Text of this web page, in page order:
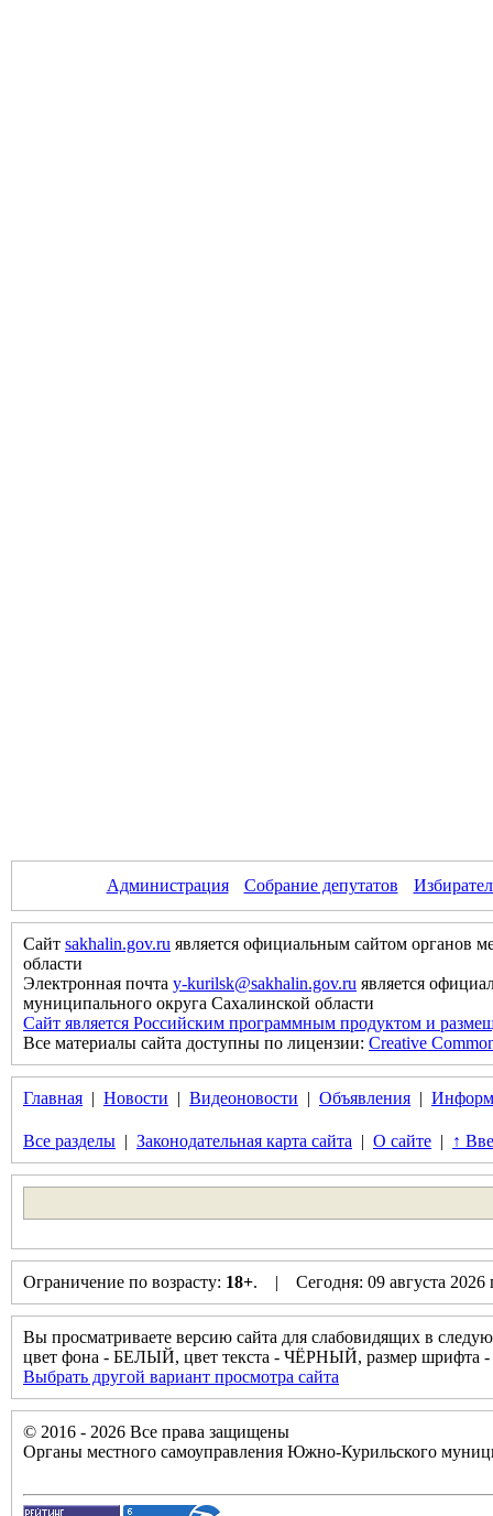
Администрация Собрание депутатов
Сайт sakhalin.gov.ru является официальным сайтом органов
области
Электронная почта y-kurilsk@sakhalin.gov.ru является
муниципального округа Сахалинской области
Сайт является Российским программным продуктом и
Все материалы сайта доступны по лицензии: Creative
Главная | Новости | Видеоновости | Объявления |
Все разделы | Законодательная карта сайта | О сайте | ↑
Ограничение по возрасту: 18+. | Сегодня: 09 августа
Вы просматриваете версию сайта для слабовидящих в
цвет фона - БЕЛЫЙ, цвет текста - ЧЁРНЫЙ, размер
Выбрать другой вариант просмотра сайта
© 2016 - 2026 Все права защищены
Органы местного самоуправления Южно-Курильского